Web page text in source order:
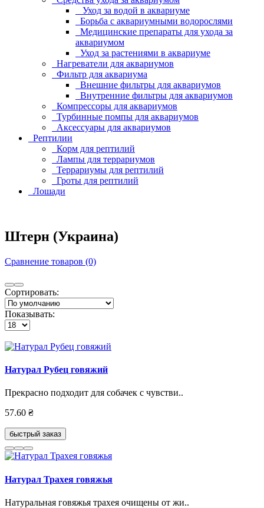
Уход за водой в аквариуме
Борьба с аквариумными водорослями
Медицинские препараты для ухода за
аквариумом
Уход за растениями в аквариуме
Нагреватели для аквариумов
Фильтр для аквариума
Внешние фильтры для аквариумов
Внутренние фильтры для аквариумов
Компрессоры для аквариумов
Турбинные помпы для аквариумов
Аксессуары для аквариумов
Рептилии
Корм для рептилий
Лампы для террариумов
Террариумы для рептилий
Гроты для рептилий
Лошади
Штерн (Украина)
Сравнение товаров (0)
Сортировать:
Показывать:
Натурал Рубец говяжий
Прекрасно подходит для собачек с чувстви..
57.60 ₴
быстрый заказ
Натурал Трахея говяжья
Натуральная говяжья трахея очищены от жи..